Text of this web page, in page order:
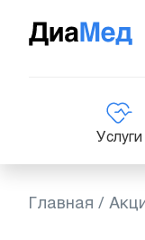
Услуги
Главная /